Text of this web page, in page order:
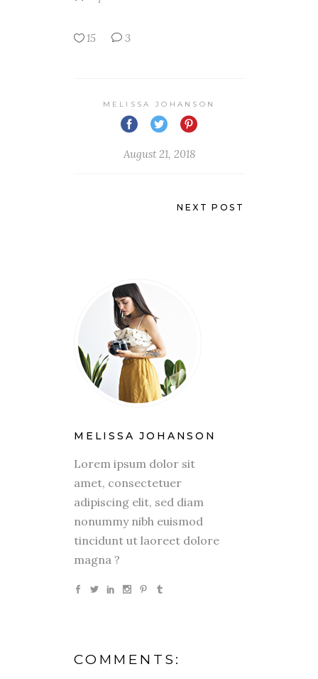
15 3
MELISSA JOHANSON
August 21, 2018
NEXT POST
MELISSA JOHANSON
Lorem ipsum dolor sit
amet, consectetuer
adipiscing elit, sed diam
nonummy nibh euismod
tincidunt ut laoreet dolore
magna ?
COMMENTS: